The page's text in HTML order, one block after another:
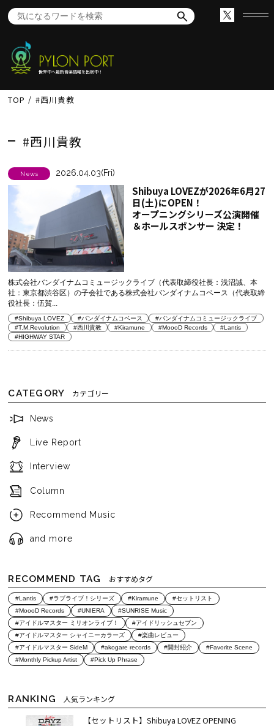
世界中へ最新音楽情報を出航中！
TOP #西川貴教
#西川貴教
News 2026.04.03(Fri)
Shibuya LOVEZが2026年6月27
日(土)にOPEN！
オープニングシリーズ公演開催
＆ホールスポンサー 決定！
株式会社バンダイナムコミュージックライブ（代表取締役社長：浅沼誠、本
社：東京都渋谷区）の子会社である株式会社バンダイナムコベース（代表取締
役社長：伍賀...
#Shibuya LOVEZ #バンダイナムコベース
#バンダイナムコミュージックライブ
#T.M.Revolution
#西川貴教 #Kiramune #MoooD Records
#Lantis
#HIGHWAY STAR
CATEGORY カテゴリー
News
Live Report
Interview
Column
Recommend Music
and more
RECOMMEND TAG おすすめタグ
#Lantis #ラブライブ！シリーズ #Kiramune
#セットリスト
#MoooD Records
#UNIERA
#SUNRISE Music
#アイドルマスター ミリオンライブ！
#アイドリッシュセブン
#アイドルマスター シャイニーカラーズ
#楽曲レビュー
#アイドルマスター SideM
#akogare records #開封紹介
#Favorite Scene
#Monthly Pickup Artist
#Pick Up Phrase
RANKING 人気ランキング
【セットリスト】Shibuya LOVEZ OPENING